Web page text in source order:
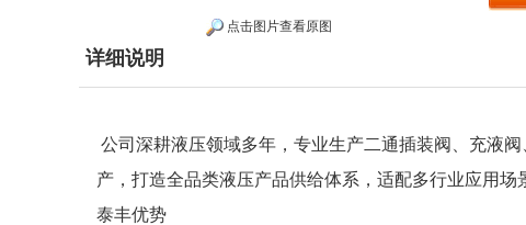
点击图片查看原图
详细说明
公司深耕液压领域多年，专业生产二通插装阀、充液
产，打造全品类液压产品供给体系，适配多行业应用场
泰丰优势